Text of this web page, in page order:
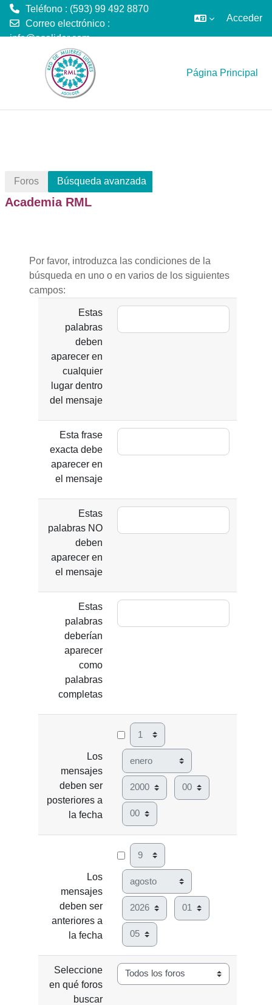
Teléfono : (593) 99 492 8870
Correo electrónico :
info@asolider.com
Acceder
Página Principal
Foros Búsqueda avanzada
Academia RML
Por favor, introduzca las condiciones de la
búsqueda en uno o en varios de los siguientes
campos:
Estas
palabras
deben
aparecer en
cualquier
lugar dentro
del mensaje
Esta frase
exacta debe
aparecer en
el mensaje
Estas
palabras NO
deben
aparecer en
el mensaje
Estas
palabras
deberían
aparecer
como
palabras
completas
Los
mensajes
deben ser
posteriores a
la fecha
Día
Mes
Año Hora
Minuto
Los
mensajes
deben ser
anteriores a
la fecha
Día
Mes
Año Hora
Minuto
Seleccione
en qué foros
buscar